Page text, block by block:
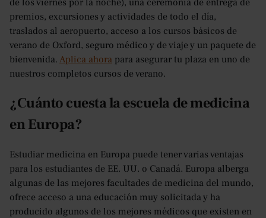
de los viernes por la noche), una ceremonia de entrega de
premios, excursiones y actividades de todo el día,
traslados al aeropuerto, acceso a los cursos básicos de
verano de Oxford, seguro médico y de viaje y un paquete de
bienvenida. Aplica ahora para asegurar tu plaza en uno de
nuestros completos cursos de verano.
¿Cuánto cuesta la escuela de medicina
en Europa?
Estudiar medicina en Europa puede tener varias ventajas
para los estudiantes de EE. UU. o Canadá. Europa alberga
algunas de las mejores facultades de medicina del mundo,
ofrece acceso a una educación muy solicitada y ha
producido algunos de los mejores médicos que existen en